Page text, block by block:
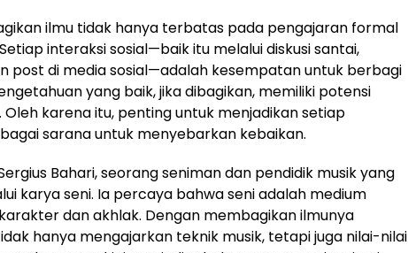
ilmu tidak hanya terbatas pada pengajaran formal
interaksi sosial—baik itu melalui diskusi santai,
post di media sosial—adalah kesempatan untuk berbagi
yang baik, jika dibagikan, memiliki potensi
karena itu, penting untuk menjadikan setiap
sarana untuk menyebarkan kebaikan.
Bahari, seorang seniman dan pendidik musik yang
karya seni. Ia percaya bahwa seni adalah medium
dan akhlak. Dengan membagikan ilmunya
hanya mengajarkan teknik musik, tetapi juga nilai-nilai